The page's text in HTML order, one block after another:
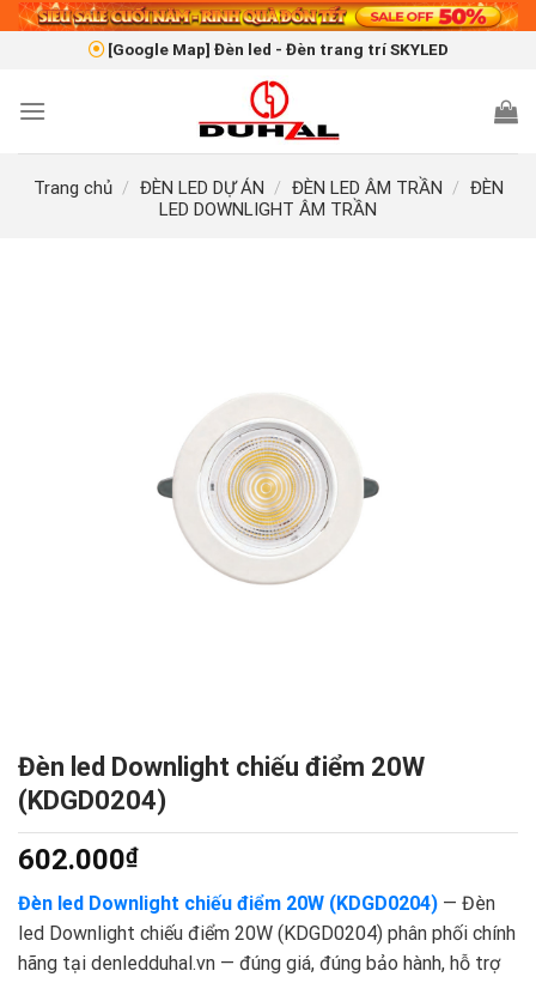
Skip
[Google Map] Đèn led - Đèn trang trí SKYLED
Trang chủ / ĐÈN LED DỰ ÁN / ĐÈN LED ÂM TRẦN / ĐÈN
LED DOWNLIGHT ÂM TRẦN
Đèn led Downlight chiếu điểm 20W
(KDGD0204)
602.000₫
Đèn led Downlight chiếu điểm 20W (KDGD0204) — Đèn
led Downlight chiếu điểm 20W (KDGD0204) phân phối chính
hãng tại denledduhal.vn — đúng giá, đúng bảo hành, hỗ trợ